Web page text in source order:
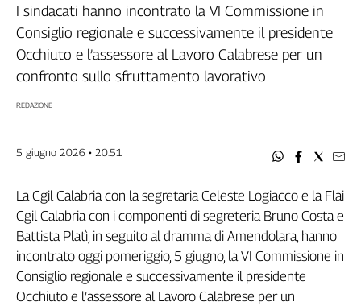
Fillea
Filt
Flc
Nidil
Spi
Inca
Caaf
Speciali
G8
I sindacati hanno incontrato la VI Commissione in
Consiglio regionale e successivamente il presidente
Occhiuto e l’assessore al Lavoro Calabrese per un
confronto sullo sfruttamento lavorativo
REDAZIONE
5 giugno 2026 • 20:51
La Cgil Calabria con la segretaria Celeste Logiacco e la Flai
Cgil Calabria con i componenti di segreteria Bruno Costa e
Battista Platì, in seguito al dramma di Amendolara, hanno
incontrato oggi pomeriggio, 5 giugno, la VI Commissione in
Consiglio regionale e successivamente il presidente
Occhiuto e l’assessore al Lavoro Calabrese per un